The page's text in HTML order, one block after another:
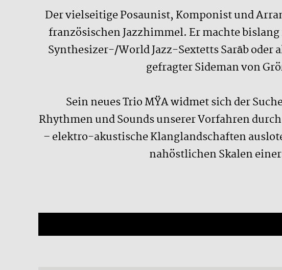
Der vielseitige Posaunist, Komponist und
französischen Jazzhimmel. Er machte
Synthesizer-/World Jazz-Sextetts Sarāb oder
gefragter Sideman von
Sein neues Trio MŸA widmet sich der
Rhythmen und Sounds unserer Vorfahren
– elektro-akustische Klanglandschaften
nahöstlichen Skalen